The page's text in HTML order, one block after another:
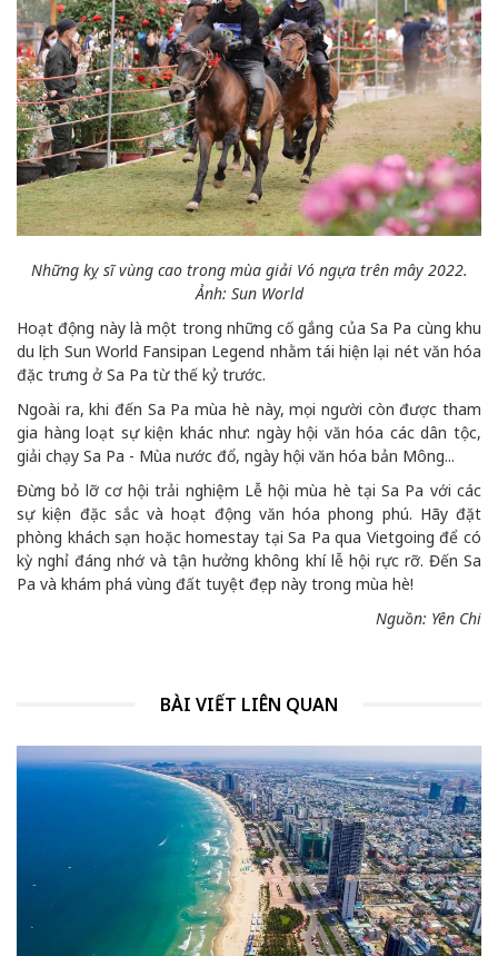
Những kỵ sĩ vùng cao trong mùa giải Vó ngựa trên mây 2022.
Ảnh: Sun World
Hoạt động này là một trong những cố gắng của Sa Pa cùng khu
du lịch Sun World Fansipan Legend nhằm tái hiện lại nét văn hóa
đặc trưng ở Sa Pa từ thế kỷ trước.
Ngoài ra, khi đến Sa Pa mùa hè này, mọi người còn được tham
gia hàng loạt sự kiện khác như: ngày hội văn hóa các dân tộc,
giải chạy Sa Pa - Mùa nước đổ, ngày hội văn hóa bản Mông...
Đừng bỏ lỡ cơ hội trải nghiệm Lễ hội mùa hè tại Sa Pa với các
sự kiện đặc sắc và hoạt động văn hóa phong phú. Hãy đặt
phòng khách sạn hoặc homestay tại Sa Pa qua Vietgoing để có
kỳ nghỉ đáng nhớ và tận hưởng không khí lễ hội rực rỡ. Đến Sa
Pa và khám phá vùng đất tuyệt đẹp này trong mùa hè!
Nguồn: Yên Chi
BÀI VIẾT LIÊN QUAN